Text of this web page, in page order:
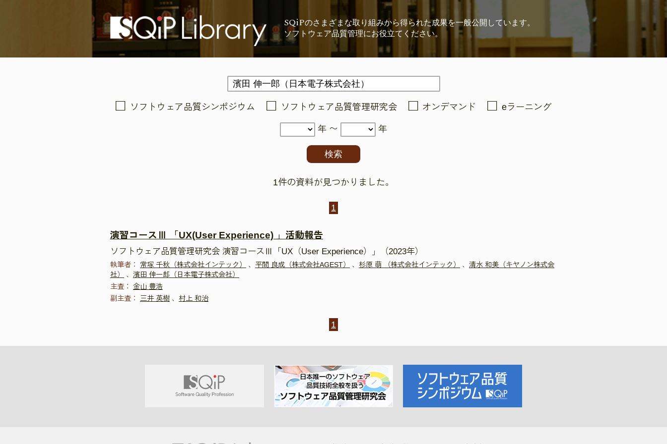
SQiPのさまざまな取り組みから得られた成果を一般公開しています。
ソフトウェア品質管理にお役立てください。
ソフトウェア品質シンポジウム ソフトウェア品質管理研究会 オンデマンド eラーニング
年 〜 年
1件の資料が見つかりました。
1
演習コースⅢ 「UX(User Experience) 」活動報告
ソフトウェア品質管理研究会 演習コースⅢ「UX（User Experience）」（2023年）
執筆者： 常塚 千秋（株式会社インテック） 、 平間 良成（株式会社AGEST） 、 杉原 萌 （株式会社インテック） 、 清水 和美（キヤノン株式会
社）
、 濱田 伸一郎（日本電子株式会社）
主査：
金山 豊浩
副主査：
三井 英樹 、 村上 和治
1